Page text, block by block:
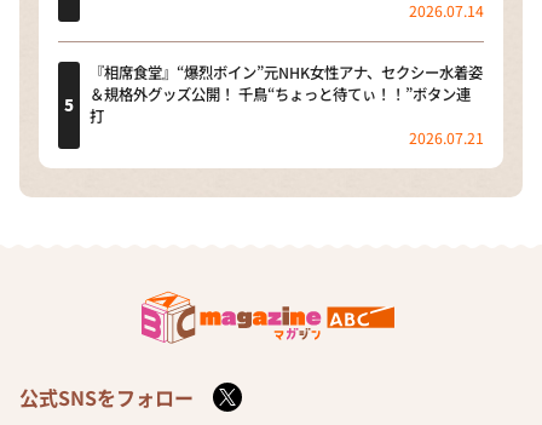
2026.07.14
『相席食堂』“爆烈ボイン”元NHK女性アナ、セクシー水着姿
＆規格外グッズ公開！ 千鳥“ちょっと待てぃ！！”ボタン連
打
2026.07.21
公式SNSをフォロー